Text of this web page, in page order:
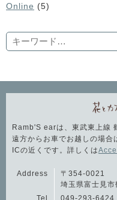
Online (5)
Search
Ramb'S earは、東武東上線
遠方からお車でお越しの場合
ICの近くです。詳しくは
Address
〒354-0021
埼玉県富士見市
Tel
049-293-6424